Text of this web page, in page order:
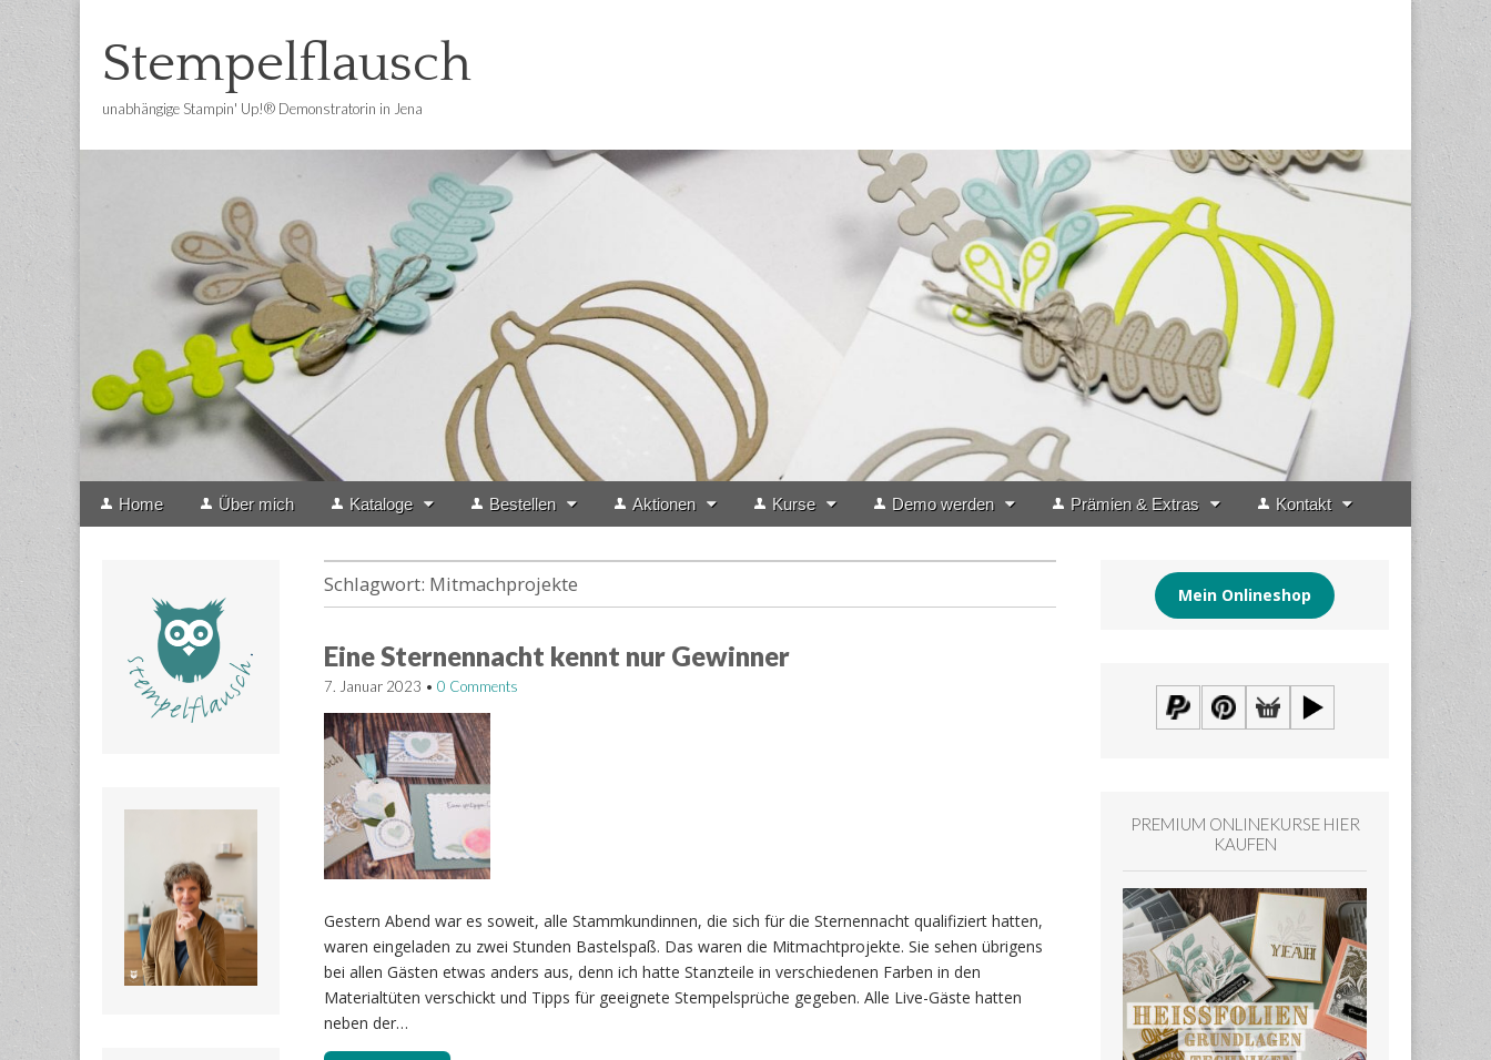
Stempelflausch
unabhängige Stampin' Up!® Demonstratorin in Jena
Main
Skip
Home Über mich Kataloge Bestellen Aktionen Kurse Demo werden Prämien & Extras Kontakt
Schlagwort: Mitmachprojekte
Eine Sternennacht kennt nur Gewinner
7. Januar 2023 • 0 Comments
Gestern Abend war es soweit, alle Stammkundinnen, die sich für die Sternennacht qualifiziert hatten,
waren eingeladen zu zwei Stunden Bastelspaß. Das waren die Mitmachtprojekte. Sie sehen übrigens
bei allen Gästen etwas anders aus, denn ich hatte Stanzteile in verschiedenen Farben in den
Materialtüten verschickt und Tipps für geeignete Stempelsprüche gegeben. Alle Live-Gäste hatten
neben der…
Mein Onlineshop
PREMIUM ONLINEKURSE HIER
KAUFEN